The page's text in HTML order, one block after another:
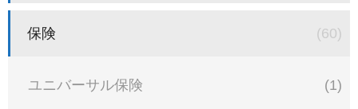
保険 (60)
ユニバーサル保険 (1)